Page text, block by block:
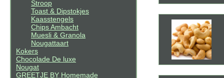
Stroop
Toast & Dipstokjes
Kaasstengels
Chips Ambacht
Muesli & Granola
Nougattaart
Kokers
Chocolade De luxe
Nougat
GREETJE BY Homemade